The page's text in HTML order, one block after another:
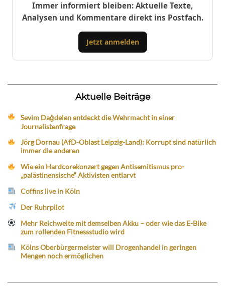
Immer informiert bleiben: Aktuelle Texte,
Analysen und Kommentare direkt ins Postfach.
Jetzt anmelden
Aktuelle Beiträge
Sevim Dağdelen entdeckt die Wehrmacht in einer
Journalistenfrage
Jörg Dornau (AfD-Oblast Leipzig-Land): Korrupt sind natürlich
immer die anderen
Wie ein Hardcorekonzert gegen Antisemitismus pro-
„palästinensische“ Aktivisten entlarvt
Coffins live in Köln
Der Ruhrpilot
Mehr Reichweite mit demselben Akku – oder wie das E-Bike
zum rollenden Fitnessstudio wird
Kölns Oberbürgermeister will Drogenhandel in geringen
Mengen noch ermöglichen